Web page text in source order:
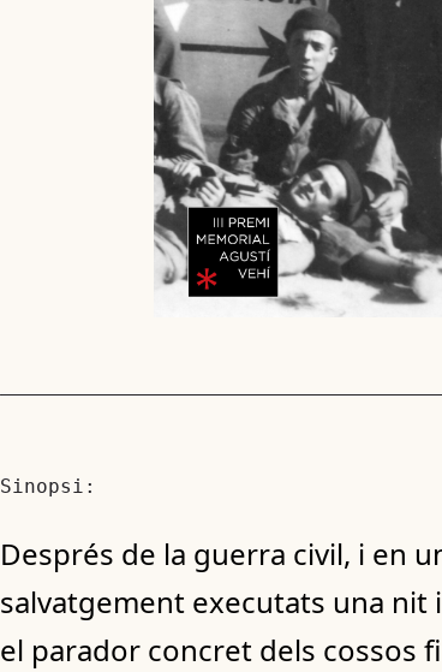
Sinopsi:
Després de la guerra civil, i en
salvatgement executats una nit
el parador concret dels cossos